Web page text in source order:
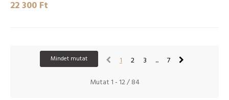
22 300 Ft‎
Mindet mutat 1 2 3 ...
7
Mutat 1 - 12 / 84